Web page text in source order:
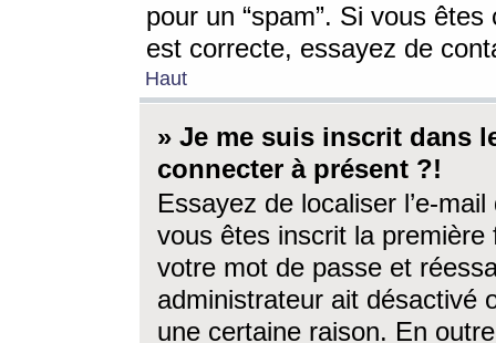
pour un “spam”. Si vous
est correcte, essayez de
Haut
» Je me suis inscrit dans
connecter à présent ?!
Essayez de localiser l’e-
vous êtes inscrit la première
votre mot de passe et
administrateur ait désactivé
une certaine raison. En